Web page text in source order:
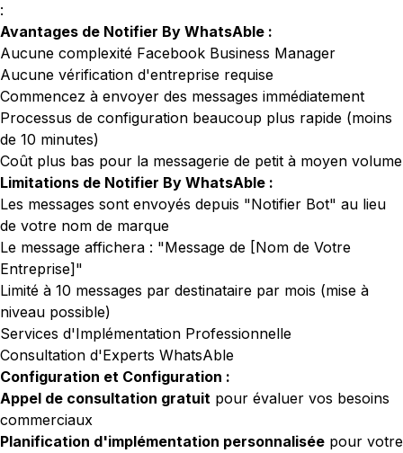
:
Avantages de Notifier By WhatsAble :
Aucune complexité Facebook Business Manager
Aucune vérification d'entreprise requise
Commencez à envoyer des messages immédiatement
Processus de configuration beaucoup plus rapide (moins
de 10 minutes)
Coût plus bas pour la messagerie de petit à moyen volume
Limitations de Notifier By WhatsAble :
Les messages sont envoyés depuis "Notifier Bot" au lieu
de votre nom de marque
Le message affichera : "Message de [Nom de Votre
Entreprise]"
Limité à 10 messages par destinataire par mois (mise à
niveau possible)
Services d'Implémentation Professionnelle
Consultation d'Experts WhatsAble
Configuration et Configuration :
Appel de consultation gratuit pour évaluer vos besoins
commerciaux
Planification d'implémentation personnalisée pour votre